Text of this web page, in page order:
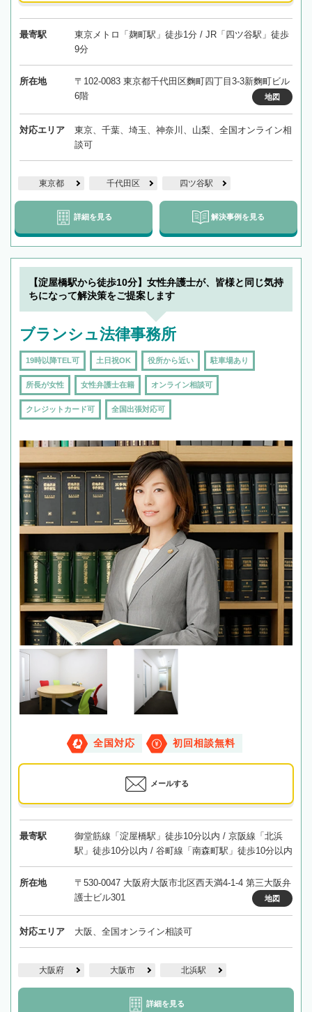
最寄駅
東京メトロ「麹町駅」徒歩1分 / JR「四ツ谷駅」徒歩
9分
所在地
〒102-0083 東京都千代田区麴町四丁目3-3新麴町ビル
6階
地図
対応エリア
東京、千葉、埼玉、神奈川、山梨、全国オンライン相
談可
東京都 千代田区 四ツ谷駅
詳細を見る 解決事例を見る
【淀屋橋駅から徒歩10分】女性弁護士が、皆様と同じ気持
ちになって解決策をご提案します
ブランシュ法律事務所
19時以降TEL可 土日祝OK 役所から近い 駐車場あり
所長が女性 女性弁護士在籍 オンライン相談可
クレジットカード可 全国出張対応可
全国対応 初回相談無料
メールする
最寄駅
御堂筋線「淀屋橋駅」徒歩10分以内 / 京阪線「北浜
駅」徒歩10分以内 / 谷町線「南森町駅」徒歩10分以内
所在地
〒530-0047 大阪府大阪市北区西天満4-1-4 第三大阪弁
護士ビル301
地図
対応エリア 大阪、全国オンライン相談可
大阪府 大阪市 北浜駅
詳細を見る